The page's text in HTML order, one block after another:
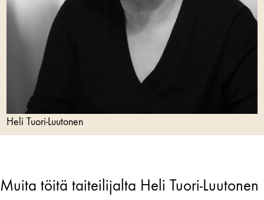
Heli Tuori-Luutonen
Muita töitä taiteilijalta Heli Tuori-Luutonen